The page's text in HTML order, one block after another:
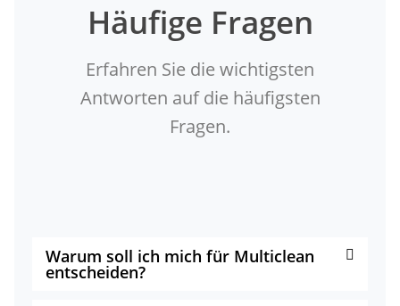
Häufige Fragen
Erfahren Sie die wichtigsten
Antworten auf die häufigsten
Fragen.
Warum soll ich mich für Multiclean
entscheiden?